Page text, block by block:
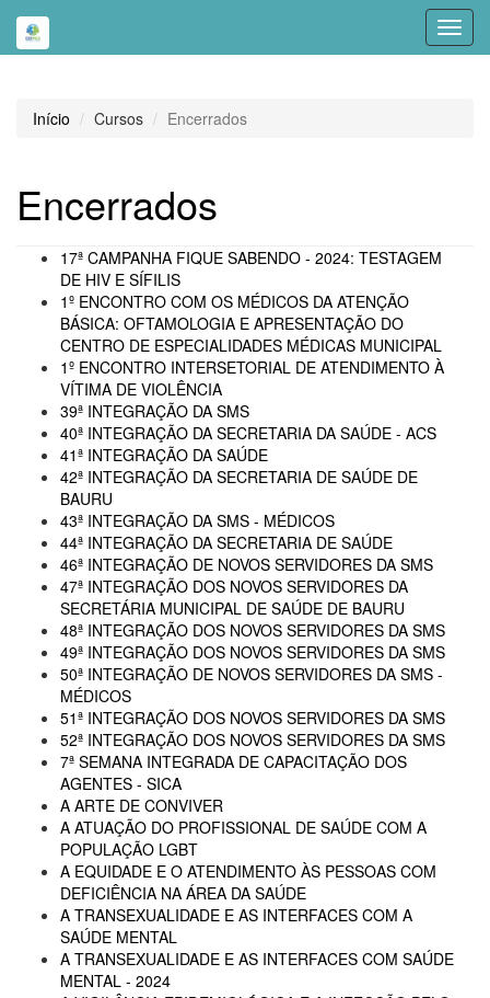
Início Cursos Encerrados
Encerrados
17ª CAMPANHA FIQUE SABENDO - 2024: TESTAGEM
DE HIV E SÍFILIS
1º ENCONTRO COM OS MÉDICOS DA ATENÇÃO
BÁSICA: OFTAMOLOGIA E APRESENTAÇÃO DO
CENTRO DE ESPECIALIDADES MÉDICAS MUNICIPAL
1º ENCONTRO INTERSETORIAL DE ATENDIMENTO À
VÍTIMA DE VIOLÊNCIA
39ª INTEGRAÇÃO DA SMS
40ª INTEGRAÇÃO DA SECRETARIA DA SAÚDE - ACS
41ª INTEGRAÇÃO DA SAÚDE
42ª INTEGRAÇÃO DA SECRETARIA DE SAÚDE DE
BAURU
43ª INTEGRAÇÃO DA SMS - MÉDICOS
44ª INTEGRAÇÃO DA SECRETARIA DE SAÚDE
46ª INTEGRAÇÃO DE NOVOS SERVIDORES DA SMS
47ª INTEGRAÇÃO DOS NOVOS SERVIDORES DA
SECRETÁRIA MUNICIPAL DE SAÚDE DE BAURU
48ª INTEGRAÇÃO DOS NOVOS SERVIDORES DA SMS
49ª INTEGRAÇÃO DOS NOVOS SERVIDORES DA SMS
50ª INTEGRAÇÃO DE NOVOS SERVIDORES DA SMS -
MÉDICOS
51ª INTEGRAÇÃO DOS NOVOS SERVIDORES DA SMS
52ª INTEGRAÇÃO DOS NOVOS SERVIDORES DA SMS
7ª SEMANA INTEGRADA DE CAPACITAÇÃO DOS
AGENTES - SICA
A ARTE DE CONVIVER
A ATUAÇÃO DO PROFISSIONAL DE SAÚDE COM A
POPULAÇÃO LGBT
A EQUIDADE E O ATENDIMENTO ÀS PESSOAS COM
DEFICIÊNCIA NA ÁREA DA SAÚDE
A TRANSEXUALIDADE E AS INTERFACES COM A
SAÚDE MENTAL
A TRANSEXUALIDADE E AS INTERFACES COM SAÚDE
MENTAL - 2024